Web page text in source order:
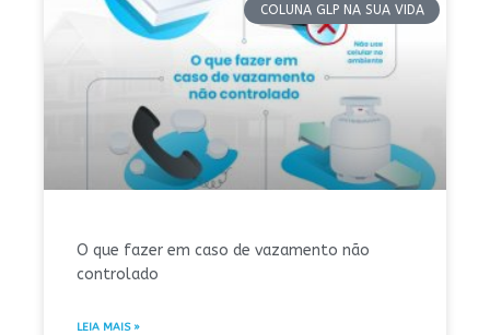
COLUNA GLP NA SUA VIDA
O que fazer em caso de vazamento não
controlado
LEIA MAIS »